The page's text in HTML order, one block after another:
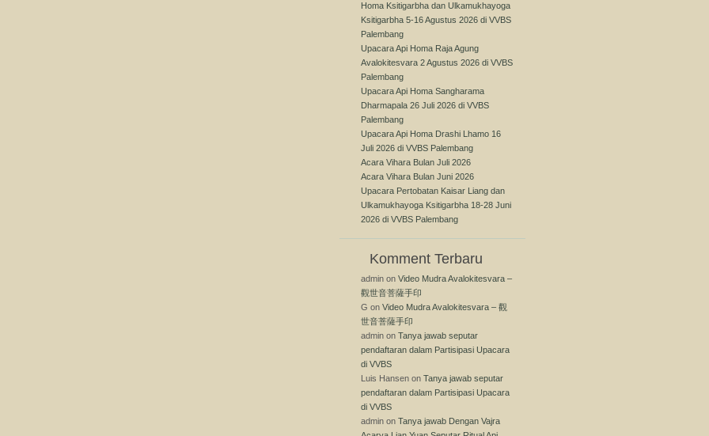
Homa Ksitigarbha dan Ulkamukhayoga
Ksitigarbha 5-16 Agustus 2026 di VVBS
Palembang
Upacara Api Homa Raja Agung
Avalokitesvara 2 Agustus 2026 di VVBS
Palembang
Upacara Api Homa Sangharama
Dharmapala 26 Juli 2026 di VVBS
Palembang
Upacara Api Homa Drashi Lhamo 16
Juli 2026 di VVBS Palembang
Acara Vihara Bulan Juli 2026
Acara Vihara Bulan Juni 2026
Upacara Pertobatan Kaisar Liang dan
Ulkamukhayoga Ksitigarbha 18-28 Juni
2026 di VVBS Palembang
Komment Terbaru
admin on Video Mudra Avalokitesvara –
觀世音菩薩手印
G on Video Mudra Avalokitesvara – 觀
世音菩薩手印
admin on Tanya jawab seputar
pendaftaran dalam Partisipasi Upacara
di VVBS
Luis Hansen on Tanya jawab seputar
pendaftaran dalam Partisipasi Upacara
di VVBS
admin on Tanya jawab Dengan Vajra